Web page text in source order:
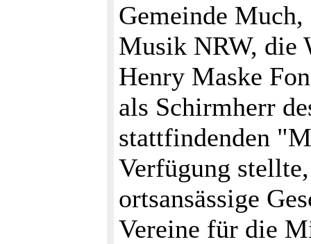
Gemeinde
Musik NRW, die
Henry Maske
als Schirmherr
stattfindenden
Verfügung
ortsansässige
Vereine für die